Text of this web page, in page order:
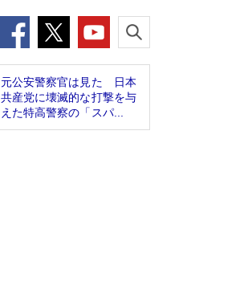
元公安警察官は見た 日本
共産党に壊滅的な打撃を与
えた特高警察の「スパ...